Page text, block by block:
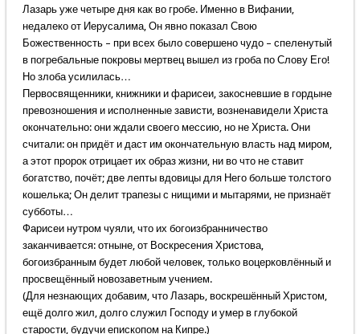
Лазарь уже четыре дня как во гробе. Именно в Вифании,
недалеко от Иерусалима, Он явно показал Свою
Божественность – при всех было совершено чудо – спеленутый
в погребальные покровы мертвец вышел из гроба по Слову Его!
Но злоба усилилась…
Первосвященники, книжники и фарисеи, закосневшие в гордыне
превозношения и исполненные зависти, возненавидели Христа
окончательно: они ждали своего мессию, но не Христа. Они
считали: он придёт и даст им окончательную власть над миром,
а этот пророк отрицает их образ жизни, ни во что не ставит
богатство, почёт; две лепты вдовицы для Него больше толстого
кошелька; Он делит трапезы с нищими и мытарями, не признаёт
субботы…
Фарисеи нутром чуяли, что их богоизбранничество
заканчивается: отныне, от Воскресения Христова,
богоизбранным будет любой человек, только воцерковлённый и
просвещённый новозаветным учением.
(Для незнающих добавим, что Лазарь, воскрешённый Христом,
ещё долго жил, долго служил Господу и умер в глубокой
старости, будучи епископом на Кипре.)